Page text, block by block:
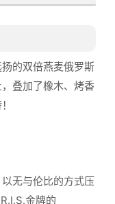
的双倍燕麦俄罗斯
叠加了橡木、烤香
无与伦比的方式压
金牌的